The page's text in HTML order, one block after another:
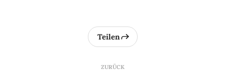
ZURÜCK
Teilen